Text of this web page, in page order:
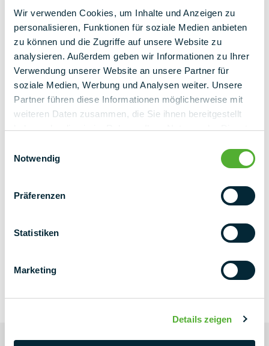
Wir verwenden Cookies, um Inhalte und Anzeigen zu
personalisieren, Funktionen für soziale Medien anbieten
zu können und die Zugriffe auf unsere Website zu
analysieren. Außerdem geben wir Informationen zu Ihrer
Verwendung unserer Website an unsere Partner für
soziale Medien, Werbung und Analysen weiter. Unsere
Partner führen diese Informationen möglicherweise mit
weiteren Daten zusammen, die Sie ihnen bereitgestellt
haben oder die sie im Rahmen Ihrer Nutzung der Dienste
Notwendig
Präferenzen
Statistiken
Marketing
Details zeigen
terug naar overzicht
Altijd up-to-date